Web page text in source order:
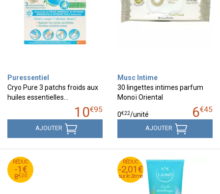
Puressentiel
Cryo Pure 3 patchs froids aux
huiles essentielles…
10€95
AJOUTER
Musc Intime
30 lingettes intimes parfum
Monoï Oriental
6€45
0€22/unité
AJOUTER
RÉDUC
-1€
8€20
9
€
20
8
€
20
RÉDUC
-2,01€
sur le 2ème
RÉDUC
-2,01€
sur le 2ème